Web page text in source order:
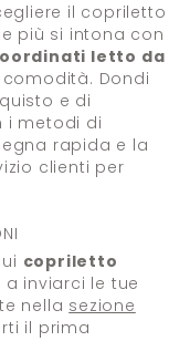
il copriletto
più si intona con
letto da
Dondi
e di
i metodi di
rapida e la
clienti per
copriletto
a inviarci le tue
nella sezione
il prima